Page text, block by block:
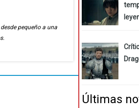
pequeño a una
Últimas